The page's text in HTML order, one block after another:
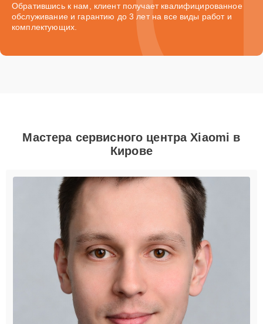
Обратившись к нам, клиент получает квалифицированное
обслуживание и гарантию до 3 лет на все виды работ и
комплектующих.
Мастера сервисного центра Xiaomi в
Кирове